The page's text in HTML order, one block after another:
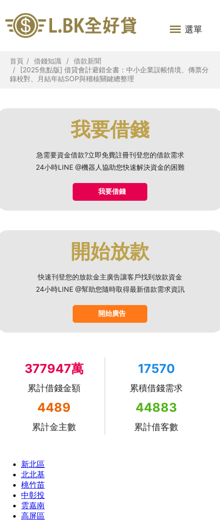
選單
首頁 借錢知識
借款新聞
[2025焦點版] 借貸會計避錯全書：中小企業誤帳情境、傳票分
錄校對、月結年結SOP與稽核關鍵總整理
我要借錢
急需要資金借款?立即免費註冊刊登您的借款需求
24小時LINE @機器人協助您快速解決資金的困難
我要借錢
開始放款
快速刊登您的放款金主廣告讓客戶找到放款資金
24小時LINE @幫助您隨時取得最新借款需求資訊
開始廣告
377947萬
累計借錢金額
17570
累積借錢需求
4489
累計金主數
44883
累計借客數